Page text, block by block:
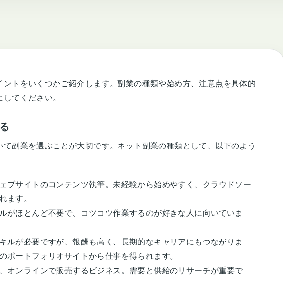
トをいくつかご紹介します。副業の種類や始め方、注意点を具体的
てください。
副業を選ぶことが大切です。ネット副業の種類として、以下のよう
ブサイトのコンテンツ執筆。未経験から始めやすく、クラウドソー
ます。
がほとんど不要で、コツコツ作業するのが好きな人に向いていま
キルが必要ですが、報酬も高く、長期的なキャリアにもつながりま
ポートフォリオサイトから仕事を得られます。
オンラインで販売するビジネス。需要と供給のリサーチが重要で